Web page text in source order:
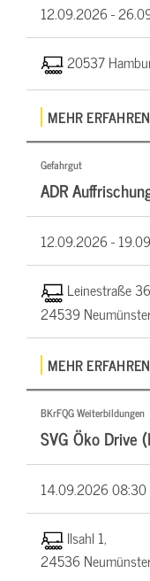
12.09.2026 -
20537
MEHR ERFAHREN
Gefahrgut
ADR
12.09.2026 -
Leinestraße
24539
MEHR ERFAHREN
BKrFQG Weiterbildungen
SVG Öko Drive
14.09.202608:30
Ilsahl 1,
24536